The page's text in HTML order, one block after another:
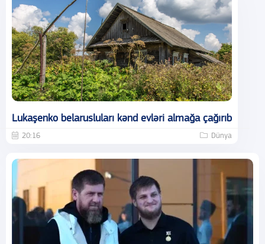
Lukaşenko belarusluları kənd evləri almağa çağırıb
20:16 Dünya